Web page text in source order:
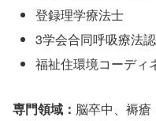
登録理学療法士
3学会合同呼吸療法
福祉住環境コーディ
専門領域： 脳卒中、褥